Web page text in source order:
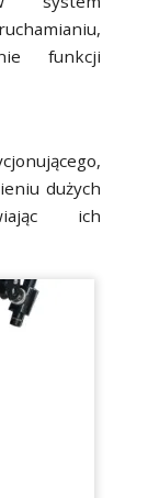
funkcji
dużych
ich